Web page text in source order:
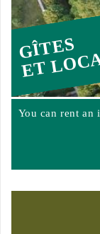
GÎTES
ET
You can rent an